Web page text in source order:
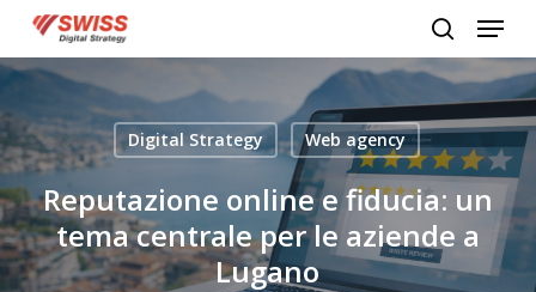
Skip
to
main
content
search
Menu
Digital Strategy Web agency
Reputazione online e fiducia: un
tema centrale per le aziende a
Lugano
Close
Menu